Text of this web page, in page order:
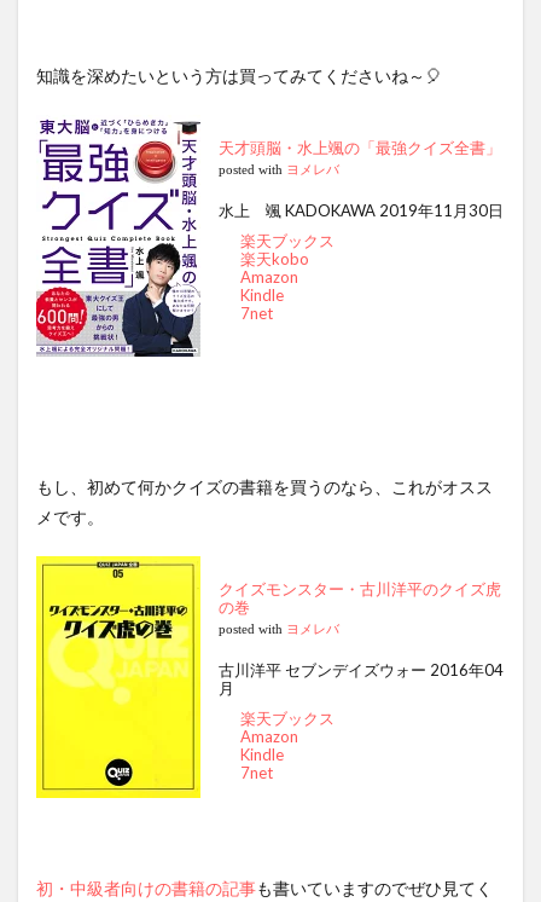
知識を深めたいという方は買ってみてくださいね～🎈
天才頭脳・水上颯の「最強クイズ全書」
posted with ヨメレバ
水上 颯 KADOKAWA 2019年11月30日
楽天ブックス
楽天kobo
Amazon
Kindle
7net
もし、初めて何かクイズの書籍を買うのなら、これがオスス
メです。
クイズモンスター・古川洋平のクイズ虎
の巻
posted with ヨメレバ
古川洋平 セブンデイズウォー 2016年04
月
楽天ブックス
Amazon
Kindle
7net
初・中級者向けの書籍の記事も書いていますのでぜひ見てく